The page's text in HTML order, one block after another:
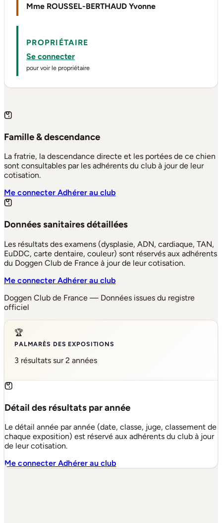
Mme ROUSSEL-BERTHAUD Yvonne
PROPRIÉTAIRE
Se connecter
pour voir le propriétaire
Famille & descendance
La fratrie, la descendance directe et les portées de ce chien
sont consultables par les adhérents du club à jour de leur
cotisation.
Me connecterAdhérer au club
Données sanitaires détaillées
Les résultats des examens (dysplasie, ADN, cardiaque, TAN,
EuDDC, carte dentaire, couleur) sont réservés aux adhérents
du Doggen Club de France à jour de leur cotisation.
Me connecterAdhérer au club
Doggen Club de France — Données issues du registre
officiel
🏆
PALMARÈS DES EXPOSITIONS
3 résultats sur 2 années
Détail des résultats par année
Le détail année par année (date, classe, juge, classement de
chaque exposition) est réservé aux adhérents du club à jour
de leur cotisation.
Me connecterAdhérer au club